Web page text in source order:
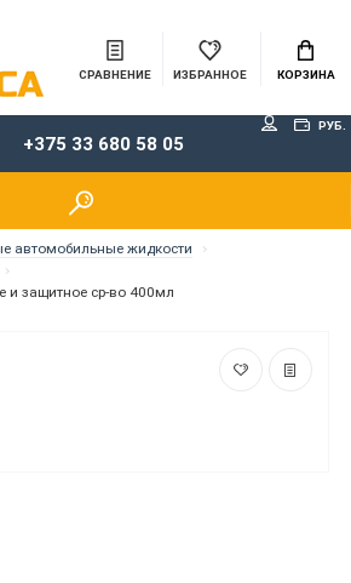
СРАВНЕНИЕ ИЗБРАННОЕ КОРЗИНА
+375 33 680 58 05
РУБ.
автомобильные жидкости
защитное ср-во 400мл